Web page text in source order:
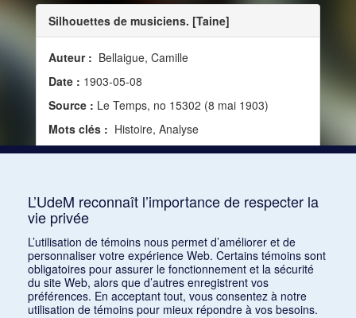
Silhouettes de musiciens. [Taine]
Auteur : Bellaigue, Camille
Date : 1903-05-08
Source : Le Temps, no 15302 (8 mai 1903)
Mots clés : Histoire, Analyse
1 2 3 4 5 6 7 8 9 10
L’UdeM reconnaît l’importance de respecter la
vie privée
L’utilisation de témoins nous permet d’améliorer et de
personnaliser votre expérience Web. Certains témoins sont
obligatoires pour assurer le fonctionnement et la sécurité
du site Web, alors que d’autres enregistrent vos
préférences. En acceptant tout, vous consentez à notre
utilisation de témoins pour mieux répondre à vos besoins.